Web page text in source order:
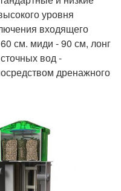
уровня
входящего
см. миди - 90 см, лонг
вод -
дренажного